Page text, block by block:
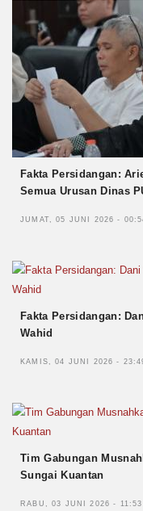
Fakta Persidangan:
Semua Urusan Dinas
JUMAT, 05 JUNI 2026 -
Fakta Persidangan:
Wahid
KAMIS, 04 JUNI 2026 -
Tim Gabungan
Sungai Kuantan
RABU, 03 JUNI 2026 -